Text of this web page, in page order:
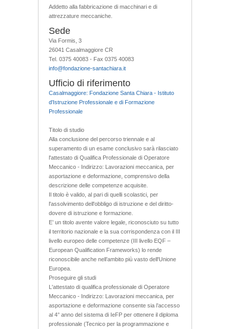
Addetto alla fabbricazione di macchinari e di
attrezzature meccaniche.
Sede
Via Formis, 3
26041 Casalmaggiore CR
Tel. 0375 40083 - Fax 0375 40083
info@fondazione-santachiara.it
Ufficio di riferimento
Casalmaggiore: Fondazione Santa Chiara - Istituto
d'Istruzione Professionale e di Formazione
Professionale
Titolo di studio
Alla conclusione del percorso triennale e al
superamento di un esame conclusivo sarà rilasciato
l'attestato di Qualifica Professionale di Operatore
Meccanico - Indirizzo: Lavorazioni meccanica, per
asportazione e deformazione, comprensivo della
descrizione delle competenze acquisite.
Il titolo è valido, al pari di quelli scolastici, per
l'assolvimento dell'obbligo di istruzione e del diritto-
dovere di istruzione e formazione.
E’ un titolo avente valore legale, riconosciuto su tutto
il territorio nazionale e la sua corrispondenza con il III
livello europeo delle competenze (III livello EQF –
European Qualification Frameworks) lo rende
riconoscibile anche nell’ambito più vasto dell'Unione
Europea.
Proseguire gli studi
L'attestato di qualifica professionale di Operatore
Meccanico - Indirizzo: Lavorazioni meccanica, per
asportazione e deformazione consente sia l’accesso
al 4° anno del sistema di IeFP per ottenere il diploma
professionale (Tecnico per la programmazione e